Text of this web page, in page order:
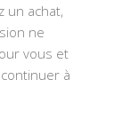
un achat,
ne
vous et
à